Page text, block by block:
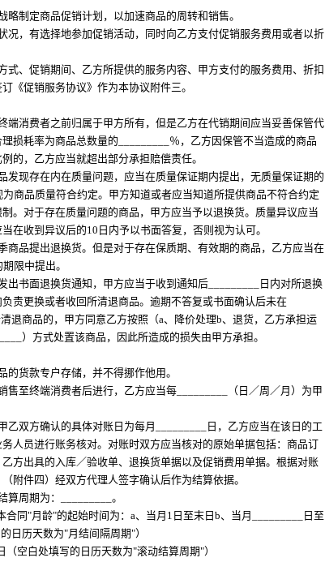
略制定商品促销计划，以加速商品的周转和销售。
况，有选择地参加促销活动，同时向乙方支付促销服务费用或者以折
式、促销期间、乙方所提供的服务内容、甲方支付的服务费用、折扣
《促销服务协议》作为本协议附件三。
端消费者之前归属于甲方所有，但是乙方在代销期间应当妥善保管代
损耗率为商品总数量的_________％，乙方因保管不当造成的商品
的，乙方应当就超出部分承担赔偿责任。
发现存在内在质量问题，应当在质量保证期内提出，无质量保证期的
商品质量符合约定。甲方知道或者应当知道所提供商品不符合约定
。对于存在质量问题的商品，甲方应当予以退换货。质量异议应当
在收到异议后的10日内予以书面答复，否则视为认可。
商品提出退换货。但是对于存在保质期、有效期的商品，乙方应当在
限中提出。
出书面退换货通知，甲方应当于收到通知后_________日内对所退换
责更换或者收回所清退商品。逾期不答复或书面确认后未在
清退商品的，甲方同意乙方按照（a、降价处理b、退货，乙方承担运
）方式处置该商品，因此所造成的损失由甲方承担。
的货款专户存储，并不得挪作他用。
售至终端消费者后进行，乙方应当每_________（日／周／月）为甲
乙双方确认的具体对账日为每月_________日，乙方应当在该日的工
人员进行账务核对。对账时双方应当核对的原始单据包括：商品订
方出具的入库／验收单、退换货单据以及促销费用单据。根据对账
附件四）经双方代理人签字确认后作为结算依据。
周期为：_________。
合同"月龄"的起始时间为：a、当月1日至末日b、当月_________日至
日历天数为"月结间隔周期"）
（空白处填写的日历天数为"滚动结算周期"）